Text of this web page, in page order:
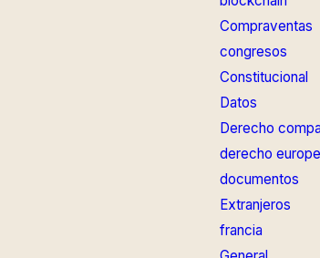
Compraventas
congresos
Constitucional
Datos
Derecho
derecho
documentos
Extranjeros
francia